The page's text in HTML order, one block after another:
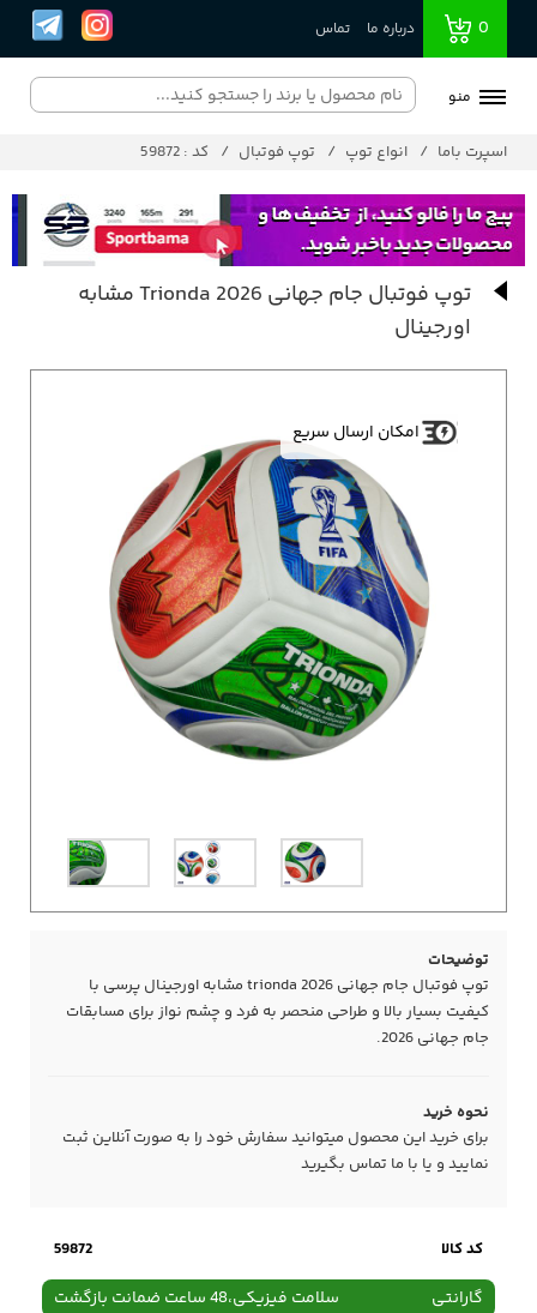
0 درباره ما تماس
منو
اسپرت باما انواع توپ توپ فوتبال کد : 59872
توپ فوتبال جام جهانی 2026 Trionda مشابه
اورجینال
امکان ارسال سریع
توضیحات
توپ فوتبال جام جهانی 2026 trionda مشابه اورجینال پرسی با
کیفیت بسیار بالا و طراحی منحصر به فرد و چشم نواز برای مسابقات
جام جهانی 2026.
نحوه خرید
برای خرید این محصول میتوانید سفارش خود را به صورت آنلاین ثبت
نمایید و یا با ما تماس بگیرید
کد کالا 59872
گارانتی سلامت فیزیکی،48 ساعت ضمانت بازگشت